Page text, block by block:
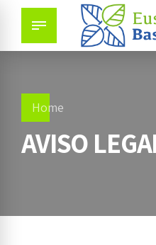
Home
AVISO